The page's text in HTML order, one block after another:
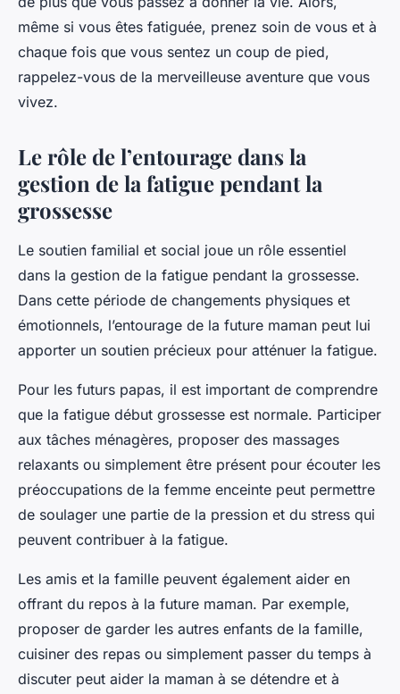
même si vous êtes fatiguée, prenez soin de vous et à
chaque fois que vous sentez un coup de pied,
rappelez-vous de la merveilleuse aventure que vous
vivez.
Le rôle de l’entourage dans la
gestion de la fatigue pendant la
grossesse
Le soutien familial et social joue un rôle essentiel
dans la gestion de la fatigue pendant la grossesse.
Dans cette période de changements physiques et
émotionnels, l’entourage de la future maman peut lui
apporter un soutien précieux pour atténuer la fatigue.
Pour les futurs papas, il est important de comprendre
que la fatigue début grossesse est normale. Participer
aux tâches ménagères, proposer des massages
relaxants ou simplement être présent pour écouter les
préoccupations de la femme enceinte peut permettre
de soulager une partie de la pression et du stress qui
peuvent contribuer à la fatigue.
Les amis et la famille peuvent également aider en
offrant du repos à la future maman. Par exemple,
proposer de garder les autres enfants de la famille,
cuisiner des repas ou simplement passer du temps à
discuter peut aider la maman à se détendre et à